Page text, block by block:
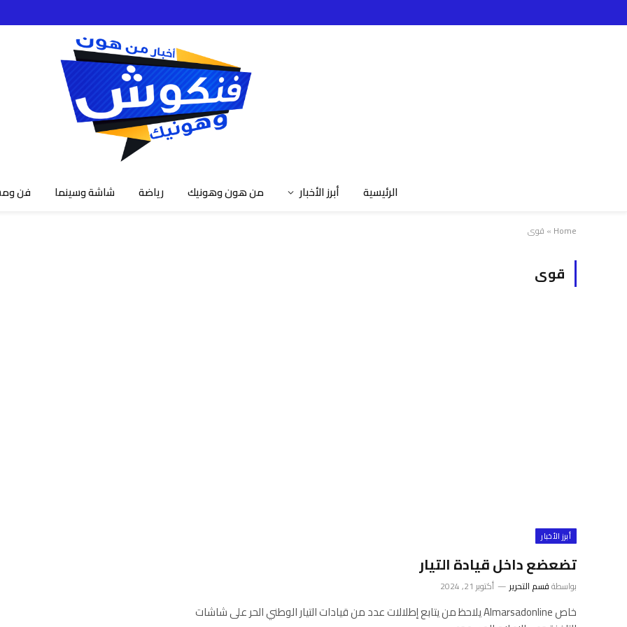
الرئيسية أبرز الأخبار من هون وهونيك رياضة شاشة وسينما فن
Home
» قوى
قوى
أبرز الأخبار
تضعضع داخل قيادة التيار
بواسطةقسم التحرير أكتوبر 21, 2024
خاص Almarsadonline يلاحظ من يتابع إطلالات عدد من قيادات التيار الوطني الحر على شاشات